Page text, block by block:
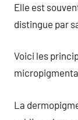
Elle est
distingue par
Voici les
La